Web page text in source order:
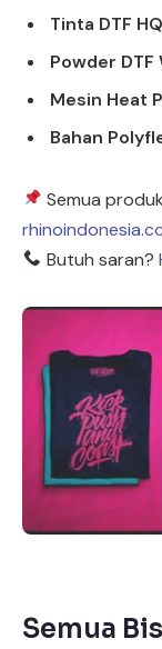
Tinta DTF
Powder
Mesin Heat
Bahan
Semua
Butuh saran?
Semua